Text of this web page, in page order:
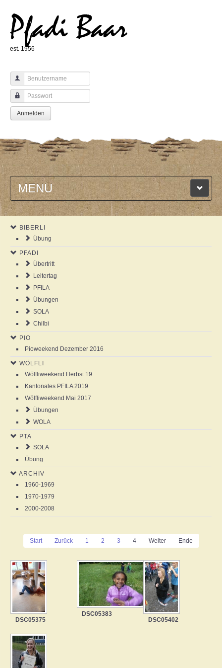
Pfadi Baar
est. 1956
Benutzername
Passwort
Anmelden
MENU
HOME
NEWS
AGENDA
ABOUT US
ANSCHLAG
GALLERY
BIBERLI
Übung
PFADI
Übertritt
Leitertag
PFILA
Übungen
SOLA
Chilbi
PIO
Pioweekend Dezember 2016
WÖLFLI
Wölfliweekend Herbst 19
Kantonales PFILA 2019
Wölfliweekend Mai 2017
Übungen
WOLA
PTA
SOLA
Übung
ARCHIV
1960-1969
1970-1979
2000-2008
Start Zurück 1 2 3 4 Weiter Ende
DSC05375
DSC05383
DSC05402